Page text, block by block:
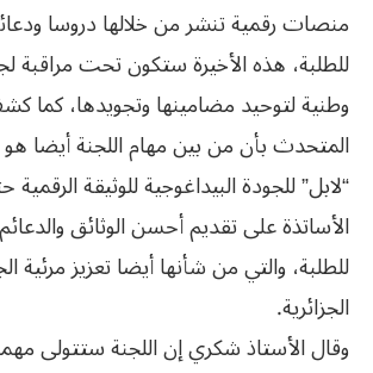
منصات رقمية تنشر من خلالها دروسا
للطلبة، هذه الأخيرة ستكون تحت مراقبة
وطنية لتوحيد مضامينها وتجويدها، كما
المتحدث بأن من بين مهام اللجنة أيضا
“لابل” للجودة البيداغوجية للوثيقة
الأساتذة على تقديم أحسن الوثائق
للطلبة، والتي من شأنها أيضا تعزيز مرئية
الجزائرية.
وقال الأستاذ شكري إن اللجنة ستتولى